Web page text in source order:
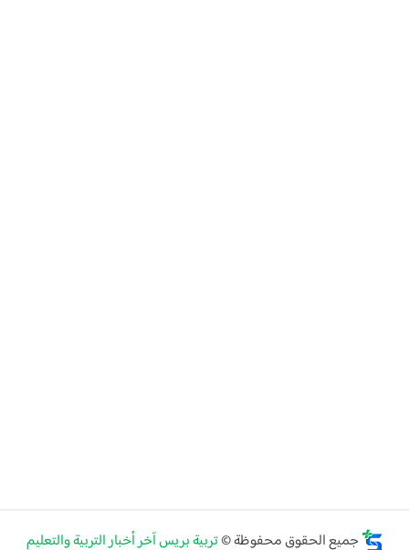
جميع الحقوق محفوظة ©تربية بريس آخر أخبار التربية والتعليم